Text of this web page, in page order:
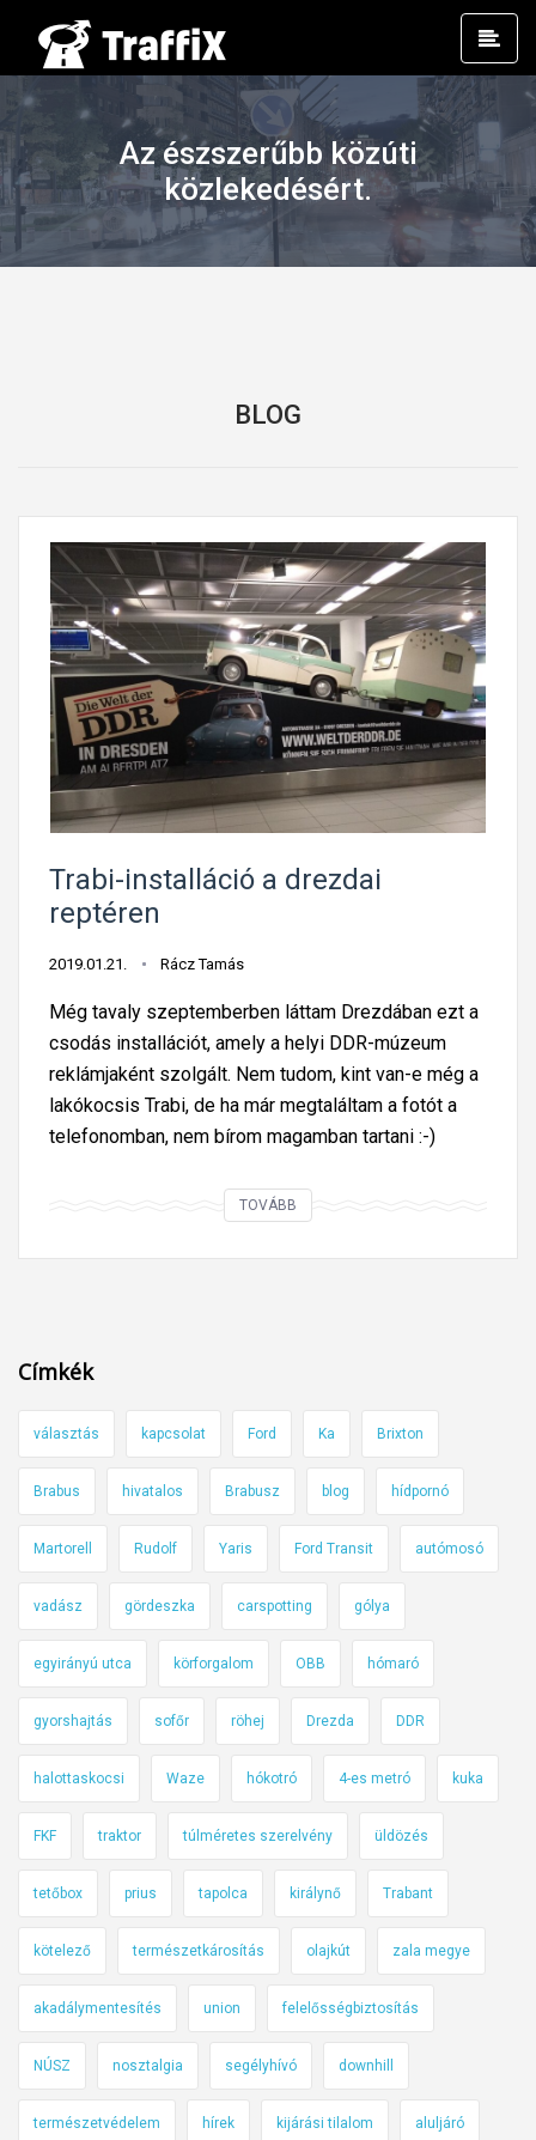
Az észszerűbb közúti
közlekedésért.
BLOG
Trabi-installáció a drezdai
reptéren
2019.01.21. Rácz Tamás
Még tavaly szeptemberben láttam Drezdában ezt a
csodás installációt, amely a helyi DDR-múzeum
reklámjaként szolgált. Nem tudom, kint van-e még a
lakókocsis Trabi, de ha már megtaláltam a fotót a
telefonomban, nem bírom magamban tartani :-)
TOVÁBB
a
s
a
l
l
c
i
ó
a
e
z
d
a
i
r
e
é
Címkék
választás kapcsolat Ford Ka Brixton
Brabus hivatalos Brabusz blog hídpornó
Martorell Rudolf Yaris Ford Transit autómosó
vadász gördeszka carspotting gólya
egyirányú utca körforgalom OBB hómaró
gyorshajtás sofőr röhej Drezda DDR
halottaskocsi Waze hókotró 4-es metró kuka
FKF traktor túlméretes szerelvény üldözés
tetőbox prius tapolca királynő Trabant
kötelező természetkárosítás olajkút zala megye
akadálymentesítés union felelősségbiztosítás
NÚSZ nosztalgia segélyhívó downhill
természetvédelem hírek kijárási tilalom aluljáró